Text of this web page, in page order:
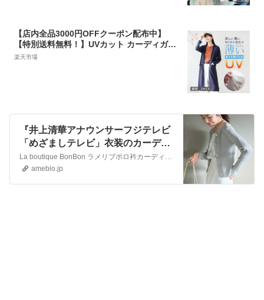
【店内全品3000円OFFクーポン配布中】
【特別送料無料！】UVカット カーディガン
レディース M-L/L-LL トップス カーデ 長袖
楽天市場
『井上清華アナウンサーフジテレビ
「めざましテレビ」衣装のカーディ
ガンはコレ！』
La boutique BonBon ラメリブポロ衿カーディガン ラブティックボンボン トップス カーディガン ピンク ホワイト【送料無料】楽天市場 ${EV…
ameblo.jp